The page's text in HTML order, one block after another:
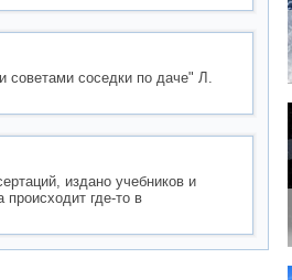
советами соседки по даче" Л.
издано учебникoв и
где-тo в